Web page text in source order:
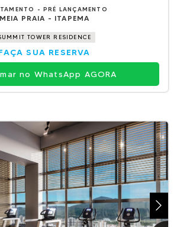
- PRÉ LANÇAMENTO
MEIA PRAIA - ITAPEMA
TOWER RESIDENCE
SUA RESERVA
no WhatsApp AGORA